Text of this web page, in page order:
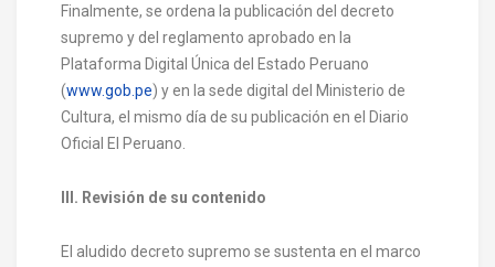
Finalmente, se ordena la publicación del decreto
supremo y del reglamento aprobado en la
Plataforma Digital Única del Estado Peruano
(www.gob.pe) y en la sede digital del Ministerio de
Cultura, el mismo día de su publicación en el Diario
Oficial El Peruano.
III. Revisión de su contenido
El aludido decreto supremo se sustenta en el marco